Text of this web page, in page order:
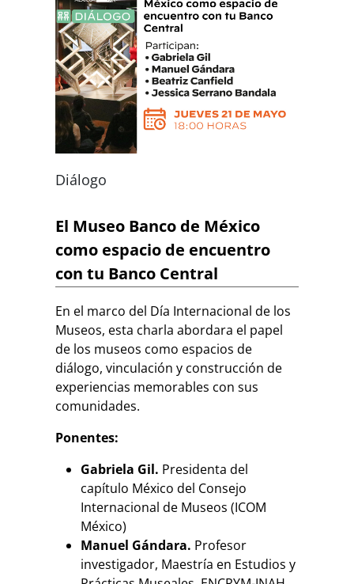
Diálogo
El Museo Banco de México
como espacio de encuentro
con tu Banco Central
En el marco del Día Internacional de los
Museos, esta charla abordara el papel
de los museos como espacios de
diálogo, vinculación y construcción de
experiencias memorables con sus
comunidades.
Ponentes:
Gabriela Gil. Presidenta del
capítulo México del Consejo
Internacional de Museos (ICOM
México)
Manuel Gándara. Profesor
investigador, Maestría en Estudios y